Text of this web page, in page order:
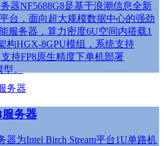
器NF5688G8是基于浪潮信息全新
台，面向超大规模数据中心的强劲
服务器，算力密度6U空间内搭载1
构HGX-8GPU模组，系统支持
持FP8原生精度下单机部署
。
服务器
器为Intel Birch Stream平台1U单路机